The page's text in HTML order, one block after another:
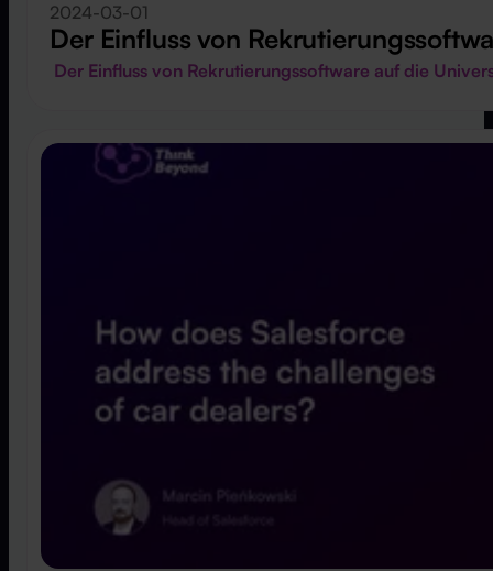
2024-03-01
Der Einfluss von
Der Einfluss von Rekrutierungssoftware auf die